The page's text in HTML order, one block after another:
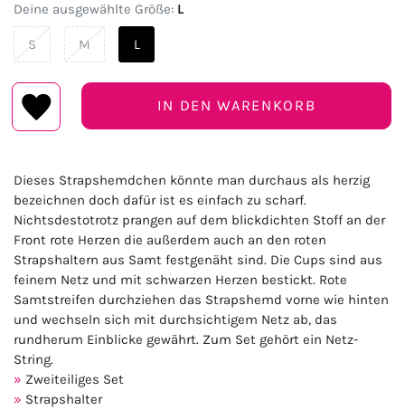
Deine ausgewählte Größe: L
S M L
IN DEN WARENKORB
Dieses Strapshemdchen könnte man durchaus als herzig
bezeichnen doch dafür ist es einfach zu scharf.
Nichtsdestotrotz prangen auf dem blickdichten Stoff an der
Front rote Herzen die außerdem auch an den roten
Strapshaltern aus Samt festgenäht sind. Die Cups sind aus
feinem Netz und mit schwarzen Herzen bestickt. Rote
Samtstreifen durchziehen das Strapshemd vorne wie hinten
und wechseln sich mit durchsichtigem Netz ab, das
rundherum Einblicke gewährt. Zum Set gehört ein Netz-
String.
Zweiteiliges Set
Strapshalter